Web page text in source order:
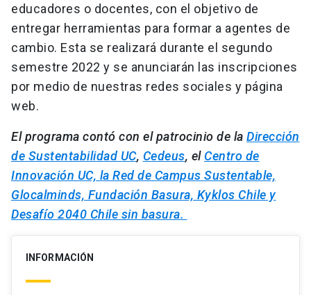
educadores o docentes, con el objetivo de
entregar herramientas para formar a agentes de
cambio. Esta se realizará durante el segundo
semestre 2022 y se anunciarán las inscripciones
por medio de nuestras redes sociales y página
web.
El programa contó con el patrocinio de la Dirección
de Sustentabilidad UC, Cedeus, el Centro de
Innovación UC, la Red de Campus Sustentable,
Glocalminds, Fundación Basura, Kyklos Chile y
Desafío 2040 Chile sin basura.
INFORMACIÓN